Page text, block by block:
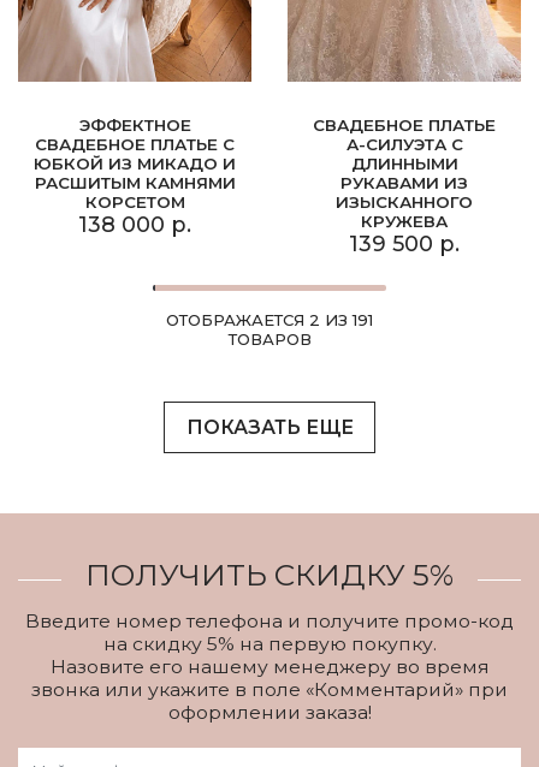
ЭФФЕКТНОЕ
СВАДЕБНОЕ ПЛАТЬЕ С
ЮБКОЙ ИЗ МИКАДО И
РАСШИТЫМ КАМНЯМИ
КОРСЕТОМ
138 000 р.
СВАДЕБНОЕ ПЛАТЬЕ
А-СИЛУЭТА С
ДЛИННЫМИ
РУКАВАМИ ИЗ
ИЗЫСКАННОГО
КРУЖЕВА
139 500 р.
ОТОБРАЖАЕТСЯ 2 ИЗ 191
ТОВАРОВ
ПОКАЗАТЬ ЕЩЕ
ПОЛУЧИТЬ СКИДКУ 5%
Введите номер телефона и получите промо-код
на скидку 5% на первую покупку.
Назовите его нашему менеджеру во время
звонка или укажите в поле «Комментарий» при
оформлении заказа!